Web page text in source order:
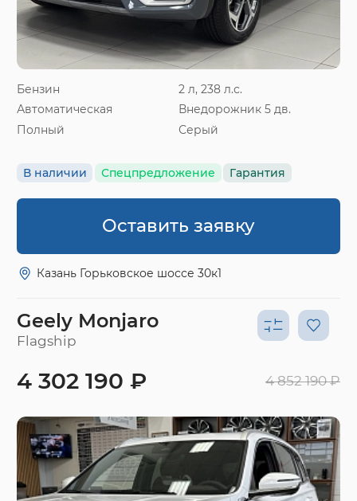
Бензин
2 л, 238 л.с.
Автоматическая
Внедорожник 5 дв.
Полный
Серый
В наличии Спецпредложение Гарантия
Оставить заявку
Казань Горьковское шоссе 30к1
Geely Monjaro
Flagship
4 302 190 ₽ 4 852 190 ₽